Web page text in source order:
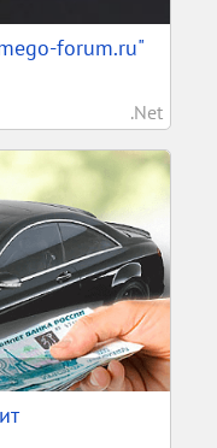
forum.ru"
.Net